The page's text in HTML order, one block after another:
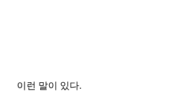
이런 말이 있다.